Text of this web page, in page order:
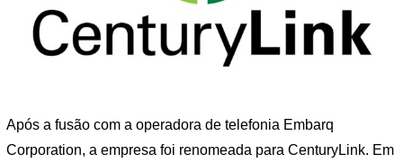
Após a fusão com a operadora de telefonia Embarq
Corporation, a empresa foi renomeada para CenturyLink. Em